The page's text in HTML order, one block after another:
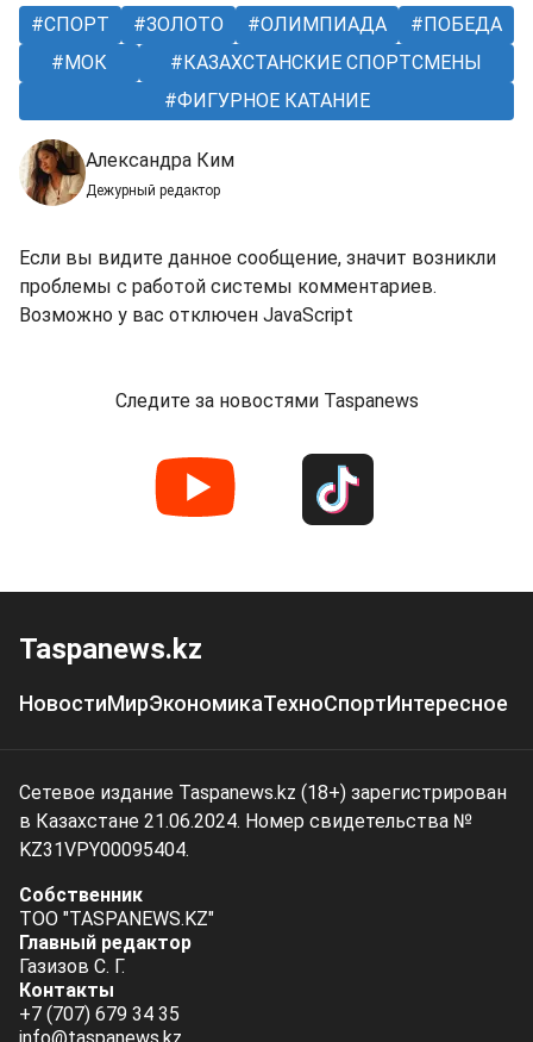
СПОРТ ЗОЛОТО ОЛИМПИАДА
ПОБЕДА
МОК
КАЗАХСТАНСКИЕ СПОРТСМЕНЫ
ФИГУРНОЕ КАТАНИЕ
Александра Ким
Дежурный редактор
Если вы видите данное сообщение, значит возникли
проблемы с работой системы комментариев.
Возможно у вас отключен JavaScript
Следите за новостями Taspanews
Taspanews.kz
НовостиМирЭкономикаТехноСпортИнтересное
Сетевое издание Taspanews.kz (18+) зарегистрирован
в Казахстане 21.06.2024. Номер свидетельства №
KZ31VPY00095404.
Собственник
ТОО "TASPANEWS.KZ"
Главный редактор
Газизов С. Г.
Контакты
+7 (707) 679 34 35